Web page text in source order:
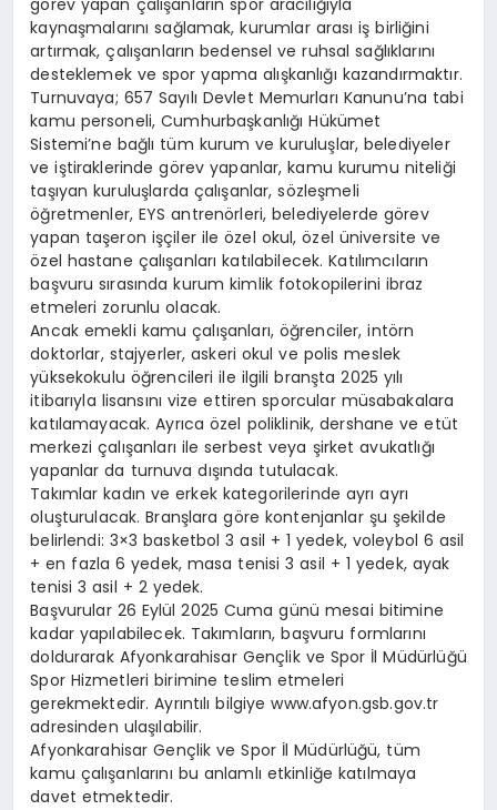
görev yapan çalışanların spor aracılığıyla
kaynaşmalarını sağlamak, kurumlar arası iş birliğini
artırmak, çalışanların bedensel ve ruhsal sağlıklarını
desteklemek ve spor yapma alışkanlığı kazandırmaktır.
Turnuvaya; 657 Sayılı Devlet Memurları Kanunu’na tabi
kamu personeli, Cumhurbaşkanlığı Hükümet
Sistemi’ne bağlı tüm kurum ve kuruluşlar, belediyeler
ve iştiraklerinde görev yapanlar, kamu kurumu niteliği
taşıyan kuruluşlarda çalışanlar, sözleşmeli
öğretmenler, EYS antrenörleri, belediyelerde görev
yapan taşeron işçiler ile özel okul, özel üniversite ve
özel hastane çalışanları katılabilecek. Katılımcıların
başvuru sırasında kurum kimlik fotokopilerini ibraz
etmeleri zorunlu olacak.
Ancak emekli kamu çalışanları, öğrenciler, intörn
doktorlar, stajyerler, askeri okul ve polis meslek
yüksekokulu öğrencileri ile ilgili branşta 2025 yılı
itibarıyla lisansını vize ettiren sporcular müsabakalara
katılamayacak. Ayrıca özel poliklinik, dershane ve etüt
merkezi çalışanları ile serbest veya şirket avukatlığı
yapanlar da turnuva dışında tutulacak.
Takımlar kadın ve erkek kategorilerinde ayrı ayrı
oluşturulacak. Branşlara göre kontenjanlar şu şekilde
belirlendi: 3×3 basketbol 3 asil + 1 yedek, voleybol 6 asil
+ en fazla 6 yedek, masa tenisi 3 asil + 1 yedek, ayak
tenisi 3 asil + 2 yedek.
Başvurular 26 Eylül 2025 Cuma günü mesai bitimine
kadar yapılabilecek. Takımların, başvuru formlarını
doldurarak Afyonkarahisar Gençlik ve Spor İl Müdürlüğü
Spor Hizmetleri birimine teslim etmeleri
gerekmektedir. Ayrıntılı bilgiye www.afyon.gsb.gov.tr
adresinden ulaşılabilir.
Afyonkarahisar Gençlik ve Spor İl Müdürlüğü, tüm
kamu çalışanlarını bu anlamlı etkinliğe katılmaya
davet etmektedir.